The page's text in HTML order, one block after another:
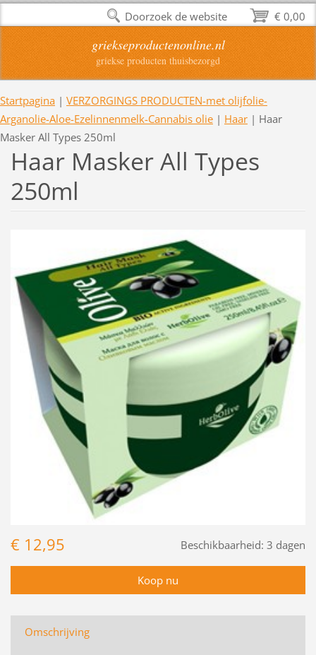
griekseproductenonline.nl
griekse producten thuisbezorgd
Startpagina | VERZORGINGS PRODUCTEN-met olijfolie-
Arganolie-Aloe-Ezelinnenmelk-Cannabis olie | Haar | Haar
Masker All Types 250ml
Haar Masker All Types
250ml
Beschikbaarheid: 3 dagen
€ 12,95
Omschrijving
€ 0,00
Doorzoek de website